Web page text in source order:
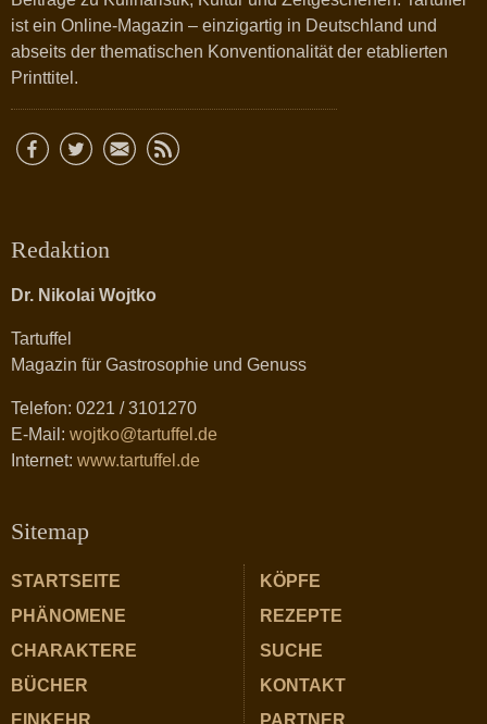
ist ein Online-Magazin – einzigartig in Deutschland und
abseits der thematischen Konventionalität der etablierten
Printtitel.
Redaktion
Dr. Nikolai Wojtko
Tartuffel
Magazin für Gastrosophie und Genuss
Telefon: 0221 / 3101270
E-Mail: wojtko@tartuffel.de
Internet: www.tartuffel.de
Sitemap
STARTSEITE
PHÄNOMENE
CHARAKTERE
BÜCHER
EINKEHR
KÖPFE
REZEPTE
SUCHE
KONTAKT
PARTNER